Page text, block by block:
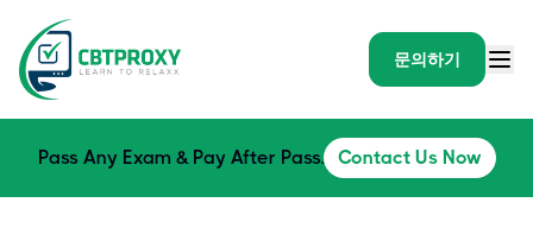
문의하기
Pass Any Exam & Pay After Pass. Contact Us Now